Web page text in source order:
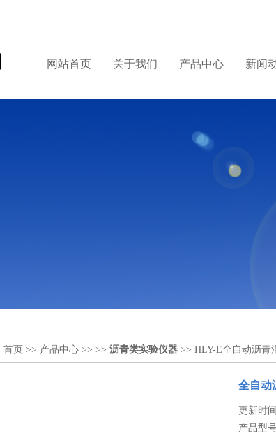
网站首页 关于我们 产品中心 新闻
首页 >> 产品中心 >> >> 沥青类实验仪器 >> HLY-E全自动沥青
全自动
更新时
产品型